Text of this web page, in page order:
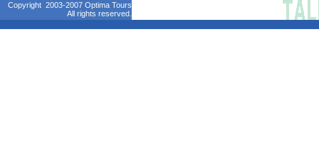
Copyright 2003-2007 Optima Tours
All rights reserved.